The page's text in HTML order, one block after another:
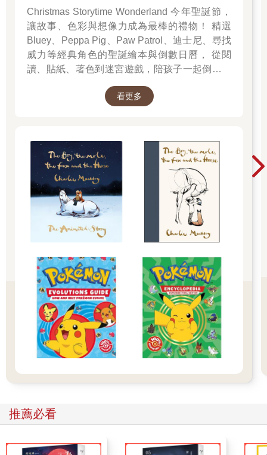
「艾莉莎會長，晚安。」祕書文森特關上電腦之後，無力的在書
桌前放空發呆。
這十幾天來發生的一連串怪事，完全超出他的理解，沒有科學根
據也沒有邏輯，而且還越來越嚴重，難怪會長最後會在萬般無奈
中，開玩笑要去尋求魔法的幫助。
這時書房門口有個聲音響起，「爸爸，我跟妹妹已經洗好澡、吹
好頭髮，準備要睡覺了，週末睡前要說故事，媽媽說你不可以偷
間，看妹妹小頌已經在床上躺好了，他把姊姊抱上床，幫她蓋好
被子，然後坐在姊妹倆的床中間，用充滿戲劇性的口吻說：「絕
世佳作，今天爸爸要說的故事是你們最喜歡的〈三隻小豬〉。」
「爸，你每次都講〈三隻小豬〉，那是教我們要努力工作，不要
只顧著貪玩，講其他的啦！」姊姊小繪皺眉說。
「好吧！那我們來講〈小紅帽〉的故事。」被拒絕的文森特馬上
換了個故事。
沒想到，換妹妹小頌嘟著嘴巴說：「爸，〈小紅帽〉已經講了一
百遍，是告訴我們不可以在陌生的地方逗留。我們想要聽新故事
「呵呵，你們兩姊妹真的是越來越機靈了耶！爸爸太久沒跟你們
講故事了，讓我想想看喔！」文森特望著兩個女兒不禁失笑，他
拍拍腦門，試圖想出新點子。
「也不可以說〈賣火柴的小女孩〉和〈天鵝湖〉，我們也都會背
了。」小繪提醒著。
「哈哈哈，你們真的很挑剔耶！啊！那爸爸跟你們說一個新的故
事，保證你們沒聽過。」文森特眼珠子一轉，還真想出了個新故
事。
「是什麼、是什麼？」小繪急切的問。
說。
Christmas Storytime Wonderland 今年聖誕節，
讓故事、色彩與想像力成為最棒的禮物！ 精選
Bluey、Peppa Pig、Paw Patrol、迪士尼、尋找
威力等經典角色的聖誕繪本與倒數日曆， 從閱
讀、貼紙、著色到迷宮遊戲，陪孩子一起倒數歡
滿的驚喜與節慶溫度， Read it, Play it, Feel the
看更多
推薦必看